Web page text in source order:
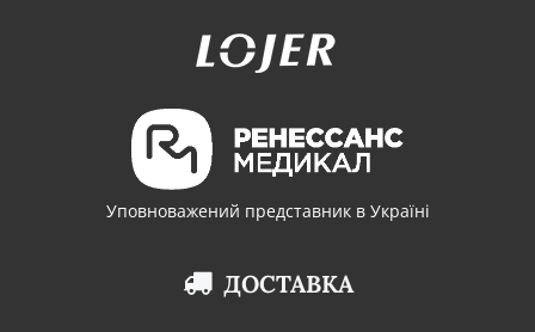
Уповноважений представник в Україні
ДОСТАВКА